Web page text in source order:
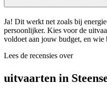
Ja! Dit werkt net zoals bij
persoonlijker. Kies voor de
voldoet aan jouw budget, en wie
Lees de recensies over
uitvaarten in